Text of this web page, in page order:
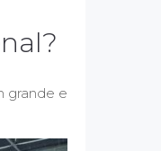
grande e